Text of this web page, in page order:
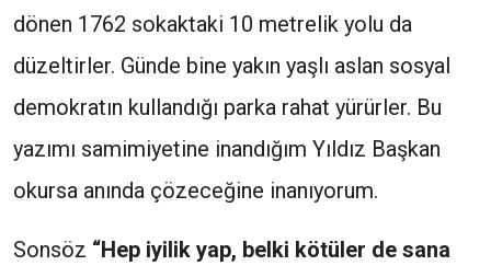
dönen 1762 sokaktaki 10 metrelik yolu da
düzeltirler. Günde bine yakın yaşlı aslan sosyal
demokratın kullandığı parka rahat yürürler. Bu
yazımı samimiyetine inandığım Yıldız Başkan
okursa anında çözeceğine inanıyorum.
Sonsöz “Hep iyilik yap, belki kötüler de sana